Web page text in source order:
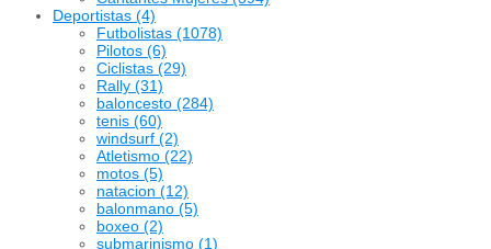
Deportistas (4)
Futbolistas (1078)
Pilotos (6)
Ciclistas (29)
Rally (31)
baloncesto (284)
tenis (60)
windsurf (2)
Atletismo (22)
motos (5)
natacion (12)
balonmano (5)
boxeo (2)
submarinismo (1)